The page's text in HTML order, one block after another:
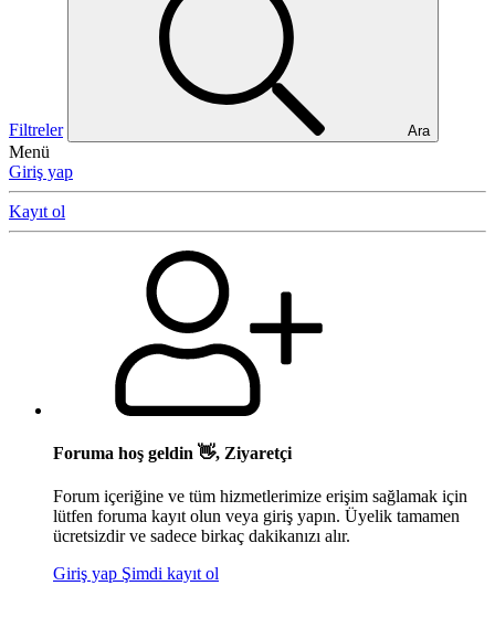
Filtreler Ara
Menü
Giriş yap
Kayıt ol
Foruma hoş geldin 👋, Ziyaretçi
Forum içeriğine ve tüm hizmetlerimize erişim sağlamak için
lütfen foruma kayıt olun veya giriş yapın. Üyelik tamamen
ücretsizdir ve sadece birkaç dakikanızı alır.
Giriş yap Şimdi kayıt ol